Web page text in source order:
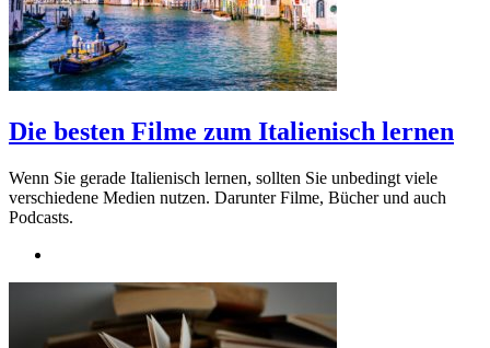
Die besten Filme zum Italienisch lernen
Wenn Sie gerade Italienisch lernen, sollten Sie unbedingt viele
verschiedene Medien nutzen. Darunter Filme, Bücher und auch
Podcasts.